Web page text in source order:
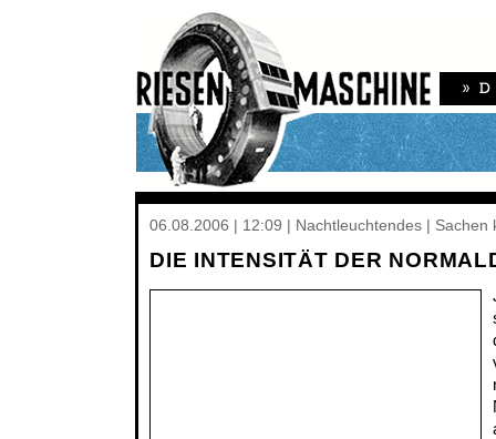
06.08.2006 | 12:09 | Nachtleuchtendes | Sachen
DIE INTENSITÄT DER